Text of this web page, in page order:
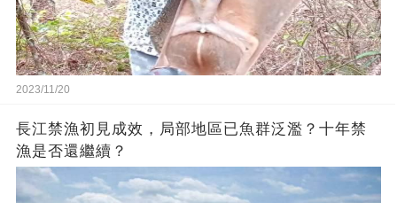
2023/11/20
長江禁漁初見成效，局部地區已魚群泛濫？十年禁
漁是否還繼續？